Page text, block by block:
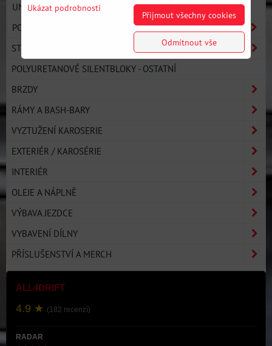
UNIBALY A DURALOVÉ SILENTBLOKY
POLYURETANOVÉ SILENTBLOKY
STRONGFLEX
POLYURETANOVÉ SILENTBLOKY - OSTATNÍ
BRZDY
RÁMY A BASH-BARY
VYZTUŽENÍ KAROSERIE
EXTERIÉR / KAROSÉRIE
INTERIÉR
OLEJE A NÁPLNĚ
VÝBAVA JEZDCE
VYBAVENÍ DÍLNY
PŘÍSLUŠENSTVÍ A MERCH
ALL4DRIFT
4.9 ★ (182 recenzí)
RADAR
Ukázat podrobnosti
Přijmout všechny cookies
Odmítnout vše